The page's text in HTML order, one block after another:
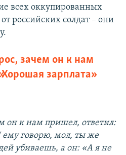
всех оккупированных
российских солдат – они
зачем он к нам
зарплата»
он к нам пришел, ответил:
ему говорю, мол, ты же
убиваешь, а он: «А я не